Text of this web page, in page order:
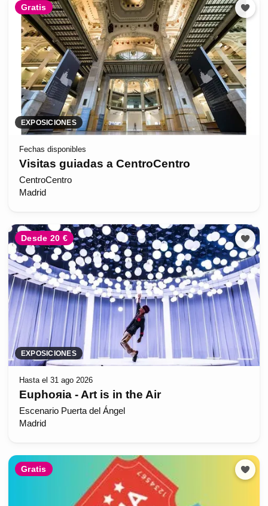
Gratis
EXPOSICIONES
Fechas disponibles
Visitas guiadas a CentroCentro
CentroCentro
Madrid
Desde 20 €
EXPOSICIONES
Hasta el 31 ago 2026
Euphoяia - Art is in the Air
Escenario Puerta del Ángel
Madrid
Gratis